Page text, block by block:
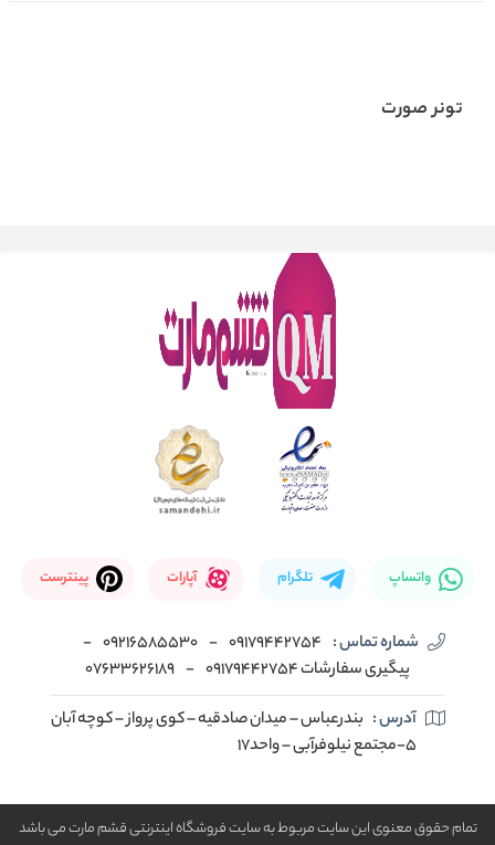
تونر صورت
واتساپ تلگرام آپارات پینترست
شماره تماس : 09179442754
-
09216585530
-
پیگیری سفارشات 09179442754
-
07633626189
آدرس : بندرعباس – میدان صادقیه – کوی پرواز – کوچه آبان
5-مجتمع نیلوفرآبی – واحد17
تمام حقوق معنوی این سایت مربوط به سایت فروشگاه اینترنتی قشم مارت می باشد